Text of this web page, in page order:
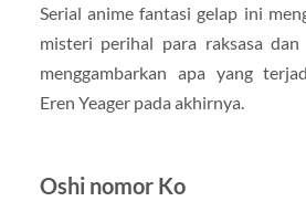
Serial anime fantasi gelap ini
misteri perihal para raksasa
menggambarkan apa yang
Eren Yeager pada akhirnya.
Oshi nomor Ko